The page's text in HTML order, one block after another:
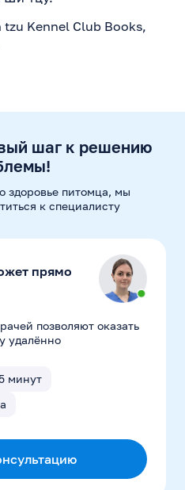
Kennel Club Books,
шаг к решению
здоровье питомца, мы
к специалисту
прямо
позволяют оказать
удалённо
минут